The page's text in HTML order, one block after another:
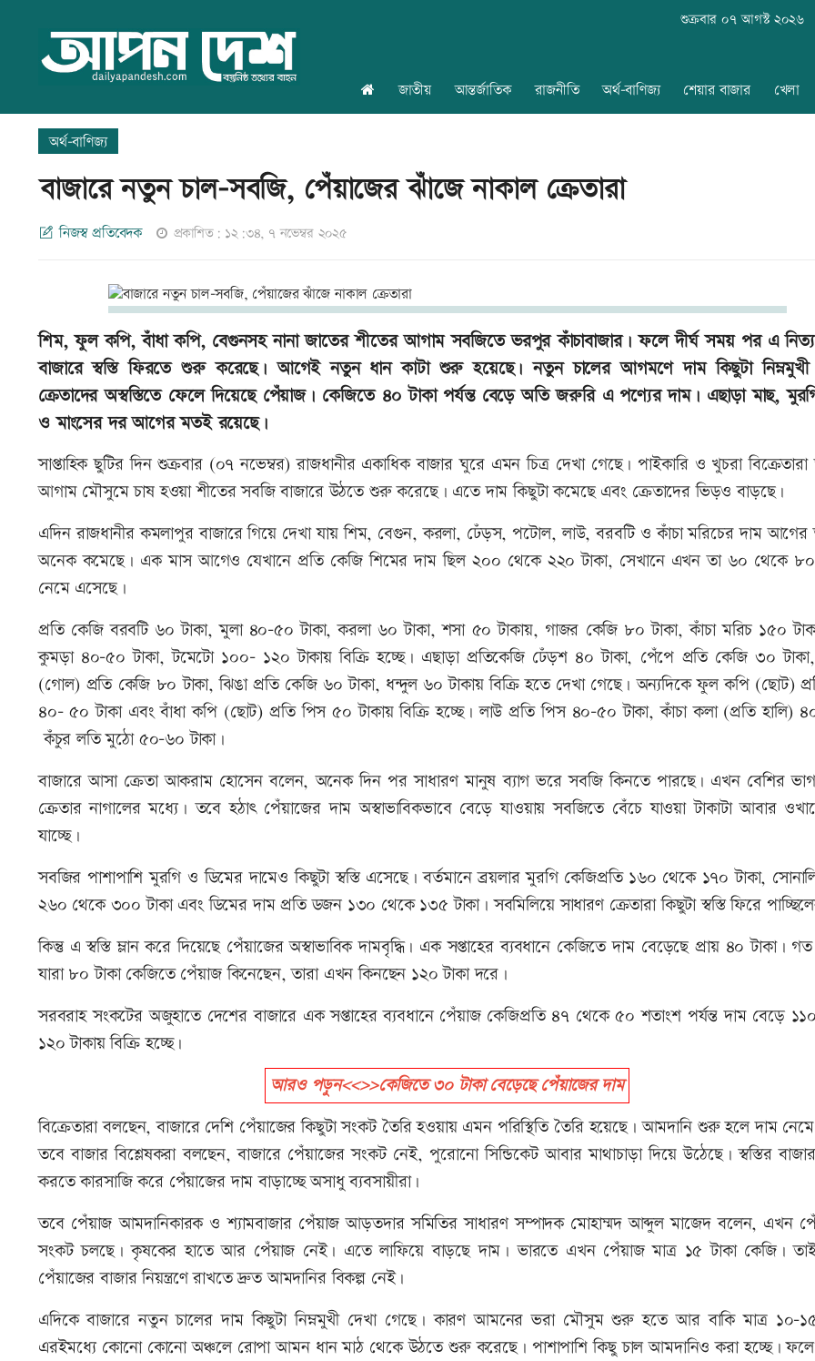
শুক্রবার ০৭ আগস্ট ২০২৬
জাতীয় আন্তর্জাতিক রাজনীতি অর্থ-বাণিজ্য শেয়ার বাজার খেলা
অর্থ-বাণিজ্য
বাজারে নতুন চাল-সবজি, পেঁয়াজের ঝাঁজে নাকাল ক্রেতারা
নিজস্ব প্রতিবেদক প্রকাশিত: ১২:৩৪, ৭ নভেম্বর ২০২৫
শিম, ফুল কপি, বাঁধা কপি, বেগুনসহ নানা জাতের শীতের আগাম সবজিতে ভরপুর কাঁচাবাজার। ফলে দীর্ঘ সময় পর এ
বাজারে স্বস্তি ফিরতে শুরু করেছে। আগেই নতুন ধান কাটা শুরু হয়েছে। নতুন চালের আগমণে দাম কিছুটা
ক্রেতাদের অস্বস্তিতে ফেলে দিয়েছে পেঁয়াজ। কেজিতে ৪০ টাকা পর্যন্ত বেড়ে অতি জরুরি এ পণ্যের দাম। এছাড়া মাছ,
ও মাংসের দর আগের মতই রয়েছে।
সাপ্তাহিক ছুটির দিন শুক্রবার (০৭ নভেম্বর) রাজধানীর একাধিক বাজার ঘুরে এমন চিত্র দেখা গেছে। পাইকারি ও খুচরা বিক্রেতারা
আগাম মৌসুমে চাষ হওয়া শীতের সবজি বাজারে উঠতে শুরু করেছে। এতে দাম কিছুটা কমেছে এবং ক্রেতাদের ভিড়ও বাড়ছে।
এদিন রাজধানীর কমলাপুর বাজারে গিয়ে দেখা যায় শিম, বেগুন, করলা, ঢেঁড়স, পটোল, লাউ, বরবটি ও কাঁচা মরিচের দাম
অনেক কমেছে। এক মাস আগেও যেখানে প্রতি কেজি শিমের দাম ছিল ২০০ থেকে ২২০ টাকা, সেখানে এখন তা ৬০ থেকে ৮০
নেমে এসেছে।
প্রতি কেজি বরবটি ৬০ টাকা, মুলা ৪০-৫০ টাকা, করলা ৬০ টাকা, শসা ৫০ টাকায়, গাজর কেজি ৮০ টাকা, কাঁচা মরিচ ১৫০
কুমড়া ৪০-৫০ টাকা, টমেটো ১০০- ১২০ টাকায় বিক্রি হচ্ছে। এছাড়া প্রতিকেজি ঢেঁড়শ ৪০ টাকা, পেঁপে প্রতি কেজি ৩০
(গোল) প্রতি কেজি ৮০ টাকা, ঝিঙা প্রতি কেজি ৬০ টাকা, ধন্দুল ৬০ টাকায় বিক্রি হতে দেখা গেছে। অন্যদিকে ফুল কপি (ছোট)
৪০- ৫০ টাকা এবং বাঁধা কপি (ছোট) প্রতি পিস ৫০ টাকায় বিক্রি হচ্ছে। লাউ প্রতি পিস ৪০-৫০ টাকা, কাঁচা কলা (প্রতি হালি)
কঁচুর লতি মুঠো ৫০-৬০ টাকা।
বাজারে আসা ক্রেতা আকরাম হোসেন বলেন, অনেক দিন পর সাধারণ মানুষ ব্যাগ ভরে সবজি কিনতে পারছে। এখন বেশির
ক্রেতার নাগালের মধ্যে। তবে হঠাৎ পেঁয়াজের দাম অস্বাভাবিকভাবে বেড়ে যাওয়ায় সবজিতে বেঁচে যাওয়া টাকাটা আবার
যাচ্ছে।
সবজির পাশাপাশি মুরগি ও ডিমের দামেও কিছুটা স্বস্তি এসেছে। বর্তমানে ব্রয়লার মুরগি কেজিপ্রতি ১৬০ থেকে ১৭০ টাকা,
২৬০ থেকে ৩০০ টাকা এবং ডিমের দাম প্রতি ডজন ১৩০ থেকে ১৩৫ টাকা। সবমিলিয়ে সাধারণ ক্রেতারা কিছুটা স্বস্তি ফিরে
কিন্তু এ স্বস্তি ম্লান করে দিয়েছে পেঁয়াজের অস্বাভাবিক দামবৃদ্ধি। এক সপ্তাহের ব্যবধানে কেজিতে দাম বেড়েছে প্রায় ৪০ টাকা। গত
যারা ৮০ টাকা কেজিতে পেঁয়াজ কিনেছেন, তারা এখন কিনছেন ১২০ টাকা দরে।
সরবরাহ সংকটের অজুহাতে দেশের বাজারে এক সপ্তাহের ব্যবধানে পেঁয়াজ কেজিপ্রতি ৪৭ থেকে ৫০ শতাংশ পর্যন্ত দাম বেড়ে
১২০ টাকায় বিক্রি হচ্ছে।
আরও পড়ুন<<>>কেজিতে ৩০ টাকা বেড়েছে পেঁয়াজের দাম
বিক্রেতারা বলছেন, বাজারে দেশি পেঁয়াজের কিছুটা সংকট তৈরি হওয়ায় এমন পরিস্থিতি তৈরি হয়েছে। আমদানি শুরু হলে দাম
তবে বাজার বিশ্লেষকরা বলছেন, বাজারে পেঁয়াজের সংকট নেই, পুরোনো সিন্ডিকেট আবার মাথাচাড়া দিয়ে উঠেছে। স্বস্তির
করতে কারসাজি করে পেঁয়াজের দাম বাড়াচ্ছে অসাধু ব্যবসায়ীরা।
তবে পেঁয়াজ আমদানিকারক ও শ্যামবাজার পেঁয়াজ আড়তদার সমিতির সাধারণ সম্পাদক মোহাম্মদ আব্দুল মাজেদ বলেন, এখন
সংকট চলছে। কৃষকের হাতে আর পেঁয়াজ নেই। এতে লাফিয়ে বাড়ছে দাম। ভারতে এখন পেঁয়াজ মাত্র ১৫ টাকা কেজি।
পেঁয়াজের বাজার নিয়ন্ত্রণে রাখতে দ্রুত আমদানির বিকল্প নেই।
এদিকে বাজারে নতুন চালের দাম কিছুটা নিম্নমুখী দেখা গেছে। কারণ আমনের ভরা মৌসুম শুরু হতে আর বাকি মাত্র ১০-
এরইমধ্যে কোনো কোনো অঞ্চলে রোপা আমন ধান মাঠ থেকে উঠতে শুরু করেছে। পাশাপাশি কিছু চাল আমদানিও করা হচ্ছে। ফলে